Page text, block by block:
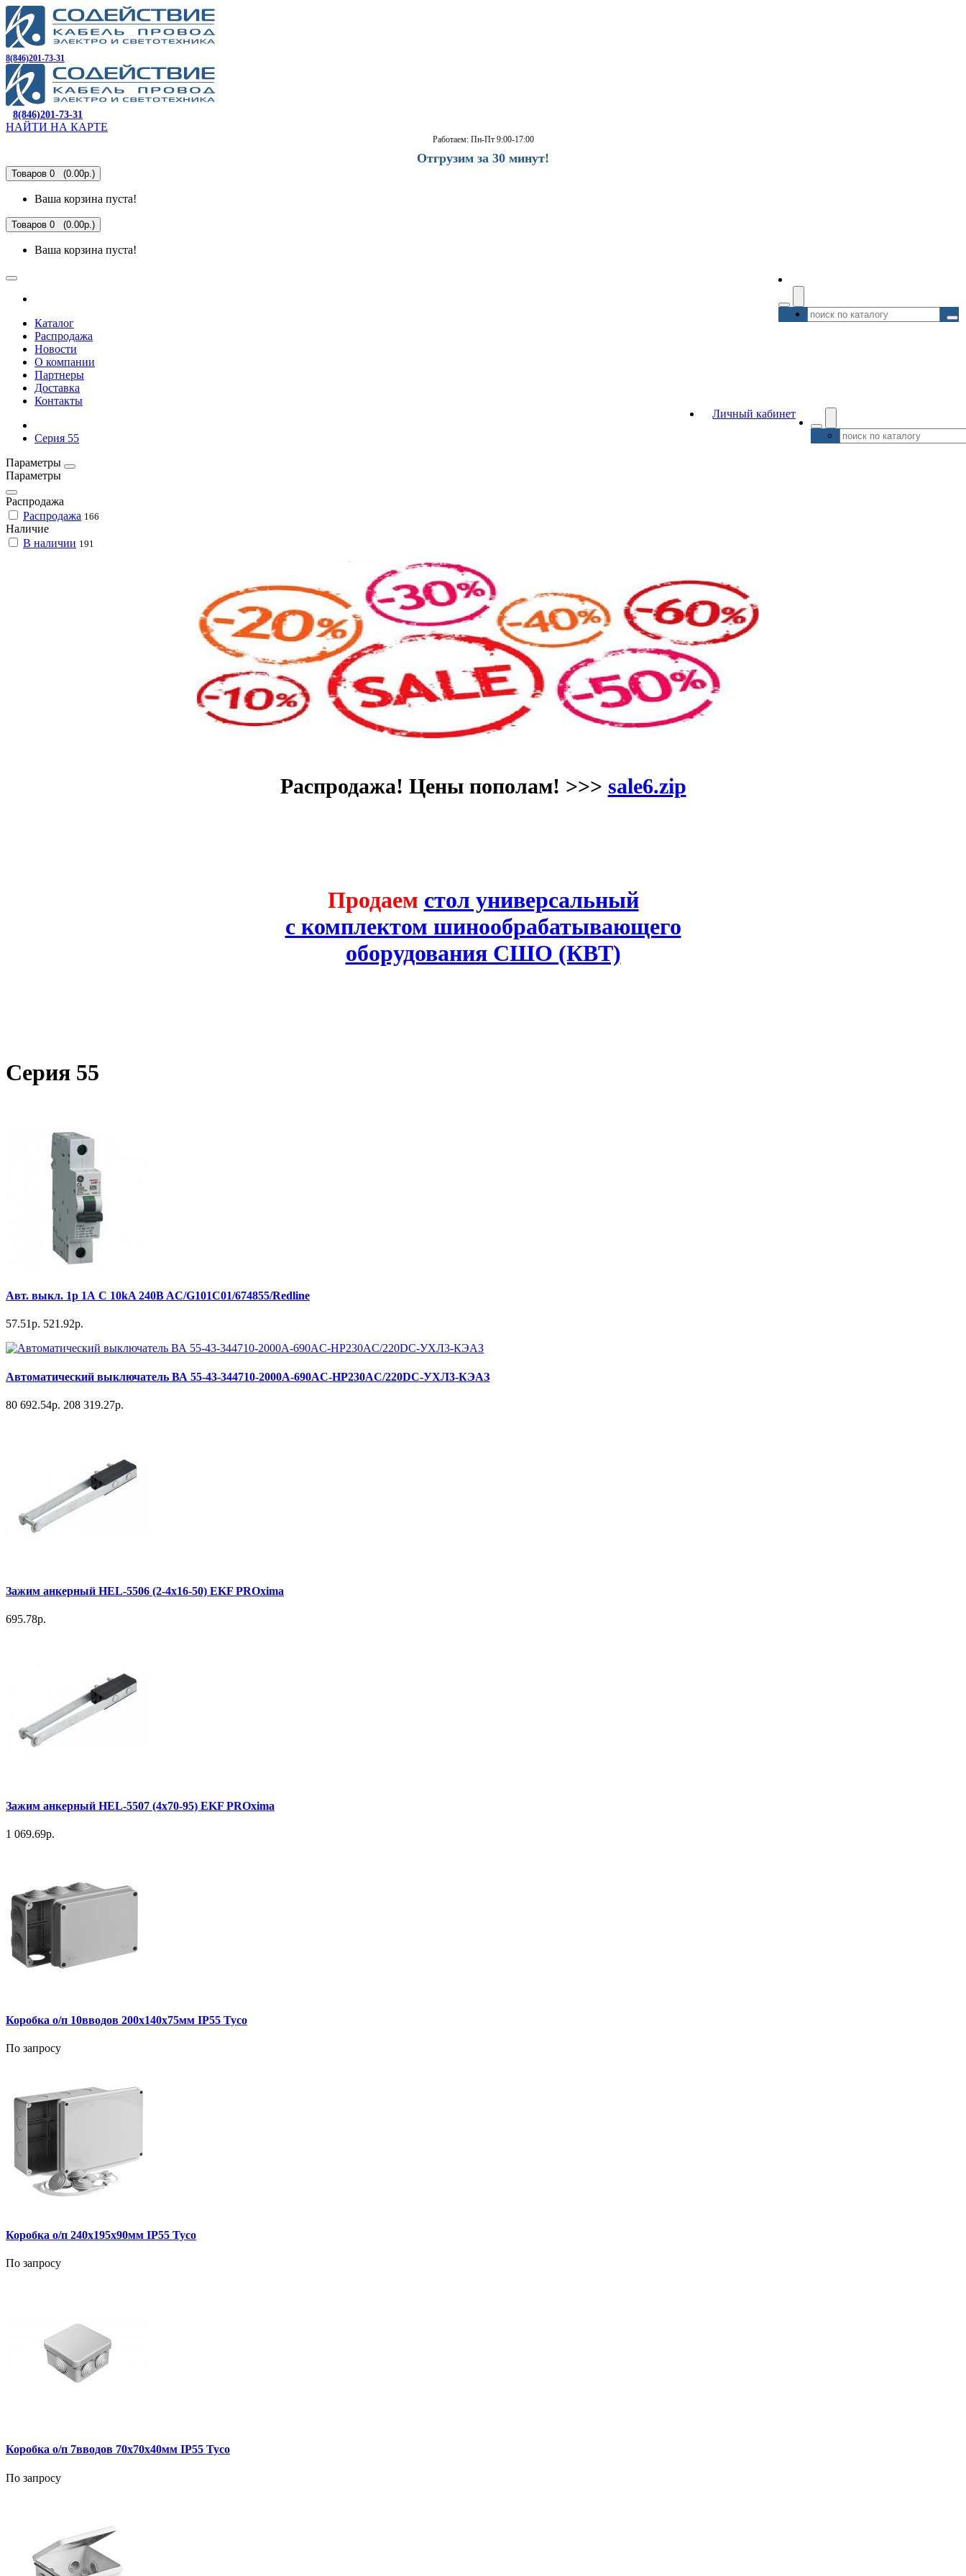
8(846)201-73-31
8(846)201-73-31
НАЙТИ НА КАРТЕ
Работаем: Пн-Пт 9:00-17:00
Отгрузим за 30 минут!
Товаров 0 (0.00р.)
Ваша корзина пуста!
Товаров 0 (0.00р.)
Ваша корзина пуста!
Каталог
Распродажа
Новости
О компании
Партнеры
Доставка
Контакты
Личный кабинет
Серия 55
Параметры
Параметры
Распродажа
Распродажа 166
Наличие
В наличии 191
Распродажа! Цены пополам! >>> sale6.zip
Продаем стол универсальный
с комплектом шинообрабатывающего
оборудования СШО (КВТ)
Серия 55
Авт. выкл. 1р 1А С 10kA 240B AC/G101C01/674855/Redline
57.51р. 521.92р.
Автоматический выключатель ВА 55-43-344710-2000А-690AC-НР230AC/220DC-УХЛ3-КЭАЗ
80 692.54р. 208 319.27р.
Зажим анкерный HEL-5506 (2-4х16-50) EKF PROxima
695.78р.
Зажим анкерный HEL-5507 (4х70-95) EKF PROxima
1 069.69р.
Коробка о/п 10вводов 200х140х75мм IP55 Тусо
По запросу
Коробка о/п 240х195х90мм IP55 Тусо
По запросу
Коробка о/п 7вводов 70х70х40мм IP55 Тусо
По запросу